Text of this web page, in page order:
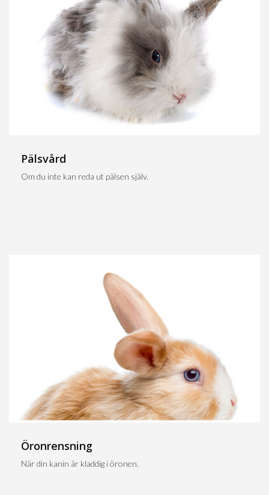
Pälsvård
Om du inte kan reda ut pälsen själv.
Öronrensning
När din kanin är kladdig i öronen.